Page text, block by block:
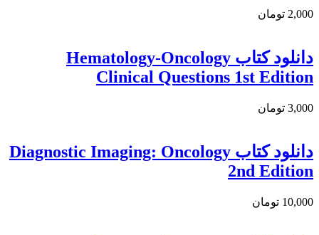
2,000 تومان
دانلود کتاب Hematology-Oncology
Clinical Questions 1st Edition
3,000 تومان
دانلود کتاب Diagnostic Imaging: Oncology
2nd Edition
10,000 تومان